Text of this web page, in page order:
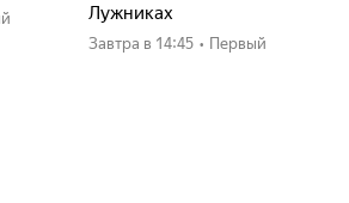
Лужниках
Завтра в 14:45 • Первый